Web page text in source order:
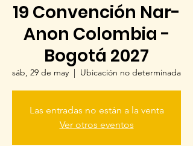
19 Convención Nar-
Anon Colombia -
Bogotá 2027
sáb, 29 de may
  |
Ubicación no determinada
Las entradas no están a la venta
Ver otros eventos